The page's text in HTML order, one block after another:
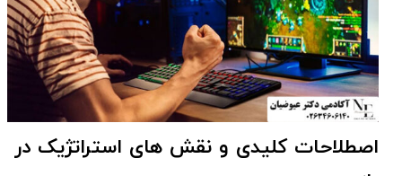
اصطلاحات کلیدی و نقش های استراتژیک در